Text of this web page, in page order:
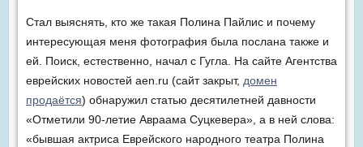
Стал выяснять, кто же такая Полина Пайлис и почему
интересующая меня фотография была послана также и
ей. Поиск, естественно, начал с Гугла. На сайте Агентства
еврейских новостей aen.ru (сайт закрыт, домен
продаётся) обнаружил статью десятилетней давности
«Отметили 90-летие Авраама Суцкевера», а в ней слова:
«бывшая актриса Еврейского народного театра Полина